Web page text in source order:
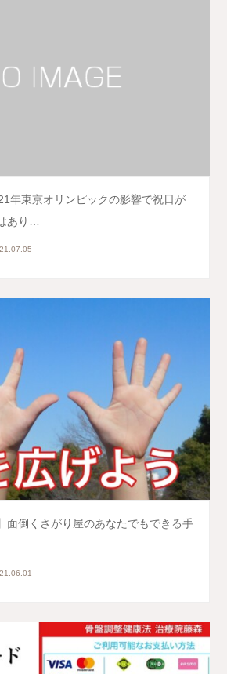
年東京オリンピックの影響で祝日が
あり…
面倒くさがり屋のあなたでもできる手